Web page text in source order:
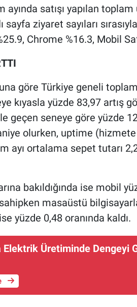
ayında satışı yapılan
ziyaret sayıları
Chrome %16.3, Mobil
göre Türkiye geneli
kıyasla yüzde 83,97 artış
geçen seneye göre yüzde
olurken, uptime
ayı ortalama sepet tutarı
bakıldığında ise mobil
masaüstü
yüzde 0,48 oranında kaldı.
Elektrik Üretiminde Dengeyi